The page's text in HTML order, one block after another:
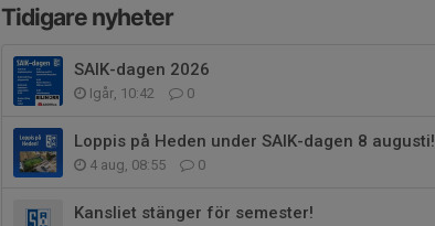
Tidigare nyheter
SAIK-dagen 2026
Igår, 10:42 0
Loppis på Heden under SAIK-dagen 8 augusti!
4 aug, 08:55 0
Kansliet stänger för semester!